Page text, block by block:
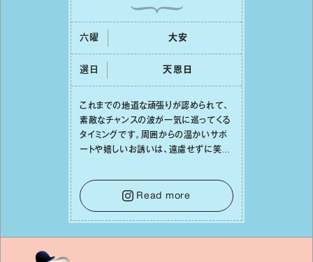
六曜 ⼤安
選日 天恩⽇
これまでの地道な頑張りが認められて、
素敵なチャンスの波が⼀気に巡ってくる
タイミングです。周囲からの温かいサポ
ートや嬉しいお誘いは、遠慮せずに笑顔
せになっていくイメージを持って⼀歩を
踏み出して。⼀⼈⼀⼈の良いところが混
ざり合い、ハッピーな未来が形作られて
いきます。
Read more